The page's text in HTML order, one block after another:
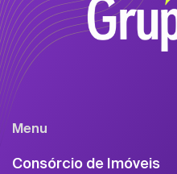
Menu
Consórcio de Imóveis